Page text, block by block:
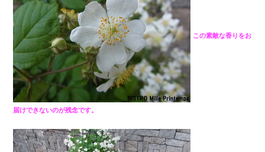
この素敵な香りをお
届けできないのが残念です。